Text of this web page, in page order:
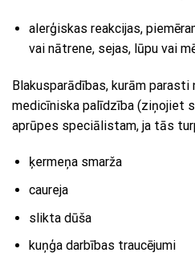
alerģiskas reakcijas,
vai nātrene, sejas, lūpu vai
Blakusparādības, kurām parasti
medicīniska palīdzība (ziņojiet
aprūpes speciālistam, ja tās
ķermeņa smarža
caureja
slikta dūša
kuņģa darbības traucējumi